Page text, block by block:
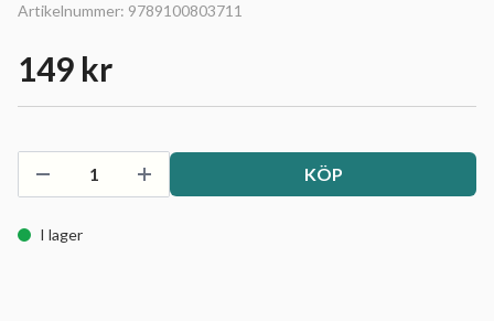
Artikelnummer: 9789100803711
149 kr
KÖP
I lager